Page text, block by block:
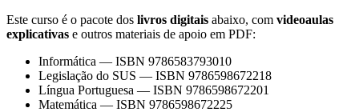
Este curso é o pacote dos livros digitais abaixo, com videoaulas
explicativas e outros materiais de apoio em PDF:
Informática — ISBN 9786583793010
Legislação do SUS — ISBN 9786598672218
Língua Portuguesa — ISBN 9786598672201
Matemática — ISBN 9786598672225